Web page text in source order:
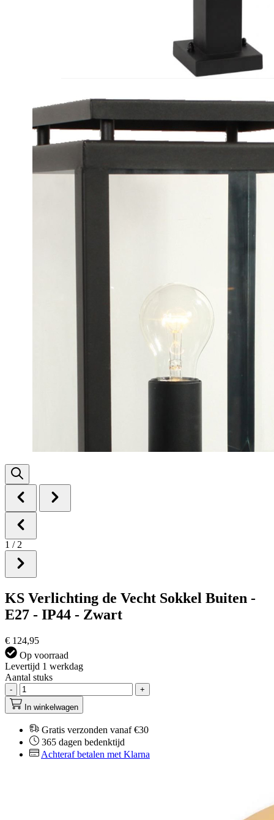
1 / 2
KS Verlichting de Vecht Sokkel Buiten -
E27 - IP44 - Zwart
€ 124,95
Op voorraad
Levertijd 1 werkdag
Aantal stuks
-
+
In winkelwagen
Gratis verzonden vanaf €30
365 dagen bedenktijd
Achteraf betalen met Klarna